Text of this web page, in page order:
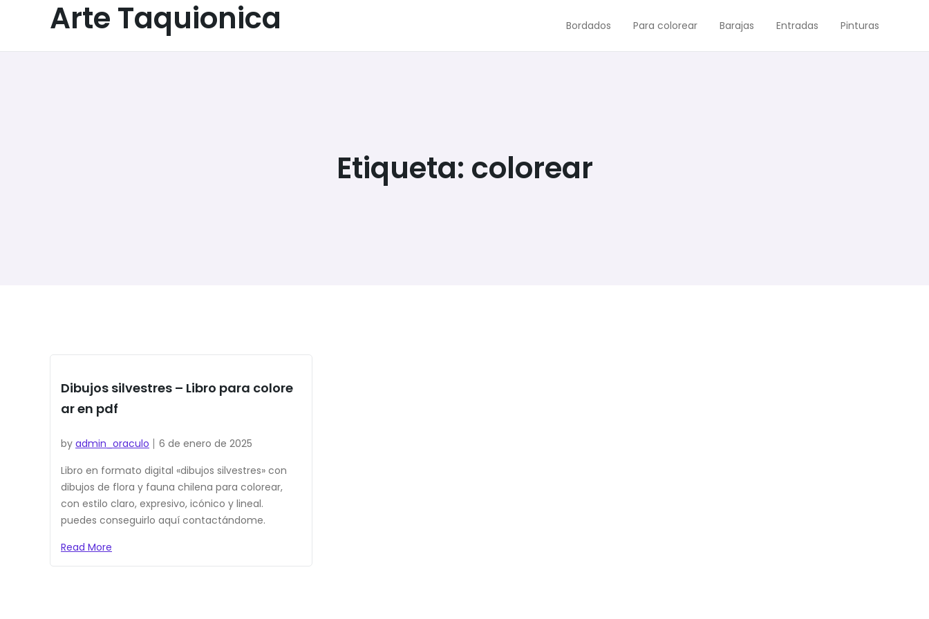
Arte Taquionica Bordados Para colorear Barajas Entradas Pinturas
Etiqueta: colorear
Dibujos silvestres – Libro para colore
ar en pdf
by admin_oraculo
6 de enero de 2025
Libro en formato digital «dibujos silvestres» con
dibujos de flora y fauna chilena para colorear,
con estilo claro, expresivo, icónico y lineal.
puedes conseguirlo aquí contactándome.
Read More